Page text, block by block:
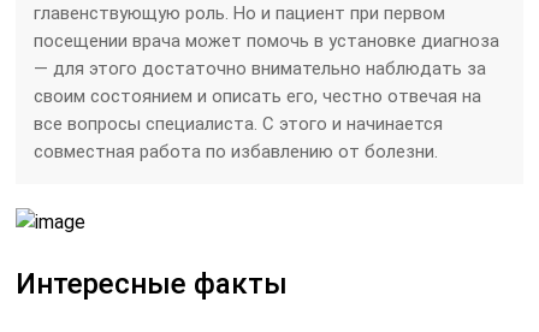
главенствующую роль. Но и пациент при первом
посещении врача может помочь в установке диагноза
— для этого достаточно внимательно наблюдать за
своим состоянием и описать его, честно отвечая на
все вопросы специалиста. С этого и начинается
совместная работа по избавлению от болезни.
Интересные факты